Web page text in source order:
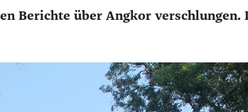
Berich­te über Ang­kor